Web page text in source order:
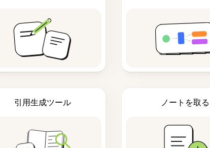
引用生成ツール ノートを取る